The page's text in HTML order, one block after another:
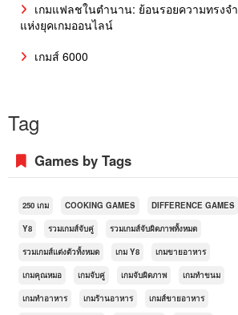
เกมแฟลชในตำนาน: ย้อนรอยความทรงจำ
แห่งยุคเกมออนไลน์
เกมส์ 6000
Tag
Games by Tags
250 เกม COOKING GAMES DIFFERENCE GAMES
Y8 รวมเกมส์จับคู่ รวมเกมส์จับผิดภาพทั้งหมด
รวมเกมส์แต่งตัวทั้งหมด เกม Y8 เกมขายอาหาร
เกมคุณหมอ เกมจับคู่ เกมจับผิดภาพ เกมทำขนม
เกมทำอาหาร เกมร้านอาหาร เกมส์ขายอาหาร